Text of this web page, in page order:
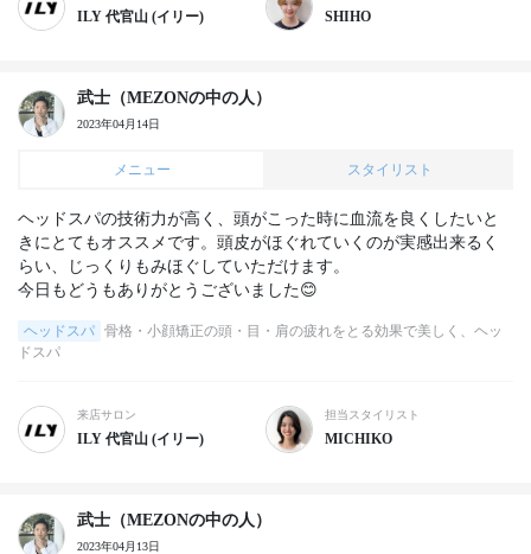
ILY 代官山 (イリー) SHIHO
武士（MEZONの中の人）
2023年04月14日
メニュー スタイリスト
ヘッドスパの技術力が高く、頭がこった時に血流を良くしたいと
きにとてもオススメです。頭皮がほぐれていくのが実感出来るく
らい、じっくりもみほぐしていただけます。
今日もどうもありがとうございました😊
ヘッドスパ 骨格・小顔矯正の頭・目・肩の疲れをとる効果で美しく、ヘッ
ドスパ
来店サロン
ILY 代官山 (イリー)
担当スタイリスト
MICHIKO
武士（MEZONの中の人）
2023年04月13日